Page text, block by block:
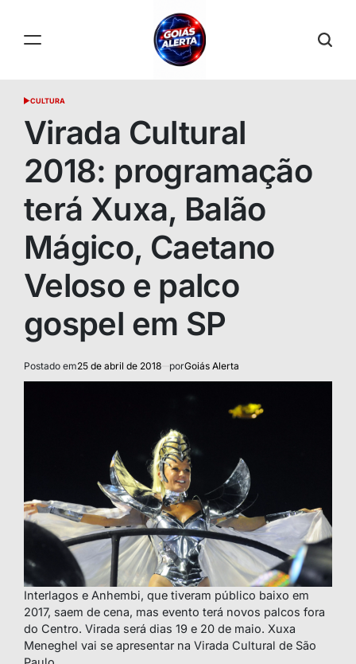
POSTED
CULTURA
Virada Cultural
2018: programação
terá Xuxa, Balão
Mágico, Caetano
Veloso e palco
gospel em SP
Postado em25 de abril de 2018 porGoiás Alerta
Interlagos e Anhembi, que tiveram público baixo em
2017, saem de cena, mas evento terá novos palcos fora
do Centro. Virada será dias 19 e 20 de maio. Xuxa
Meneghel vai se apresentar na Virada Cultural de São